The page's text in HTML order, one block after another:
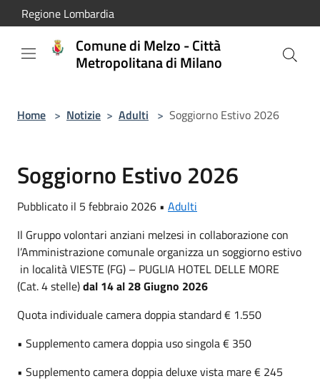
Salta al contenuto principale
Regione Lombardia
Comune di Melzo - Città
Metropolitana di Milano
Home > Notizie > Adulti > Soggiorno Estivo 2026
Soggiorno Estivo 2026
Pubblicato il 5 febbraio 2026 • Adulti
Il Gruppo volontari anziani melzesi in collaborazione con
l’Amministrazione comunale organizza un soggiorno estivo
in località VIESTE (FG) – PUGLIA HOTEL DELLE MORE
(Cat. 4 stelle)dal 14 al 28 Giugno 2026
Quota individuale camera doppia standard € 1.550
• Supplemento camera doppia uso singola € 350
• Supplemento camera doppia deluxe vista mare € 245